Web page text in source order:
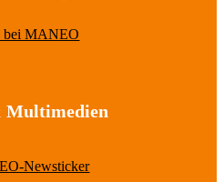
bei MANEO
Multimedien
Newsticker